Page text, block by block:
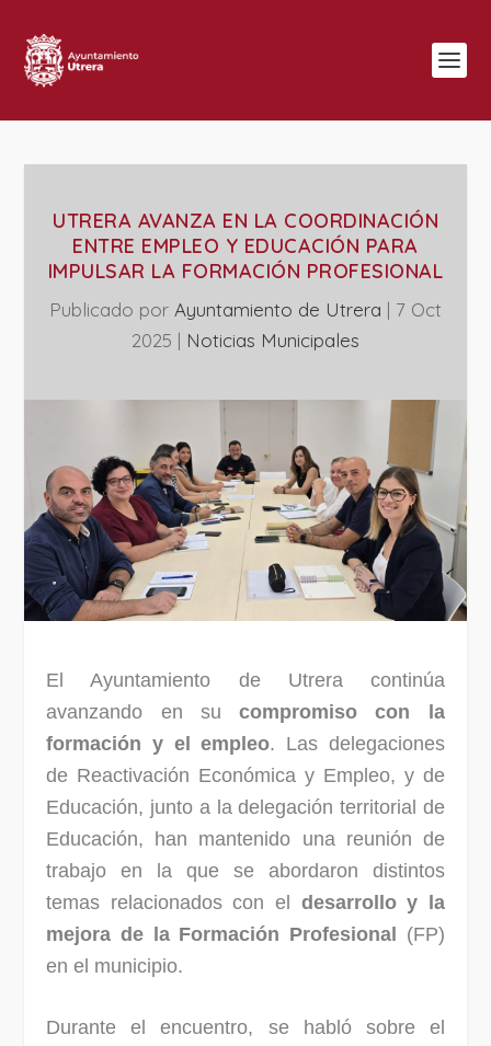
UTRERA AVANZA EN LA COORDINACIÓN
ENTRE EMPLEO Y EDUCACIÓN PARA
IMPULSAR LA FORMACIÓN PROFESIONAL
Publicado por Ayuntamiento de Utrera | 7 Oct
2025 | ‎Noticias Municipales
El Ayuntamiento de Utrera continúa
avanzando en sucompromiso con la
formación y el empleo. Las delegaciones
de Reactivación Económica y Empleo, y de
Educación, junto a la delegación territorial de
Educación, han mantenido una reunión de
trabajo en la que se abordaron distintos
temas relacionados con el desarrollo y la
mejora de la Formación Profesional (FP)
en el municipio.
Durante el encuentro, se habló sobre el